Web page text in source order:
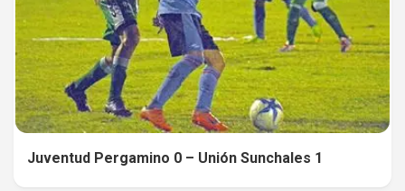
Juventud Pergamino 0 – Unión Sunchales 1